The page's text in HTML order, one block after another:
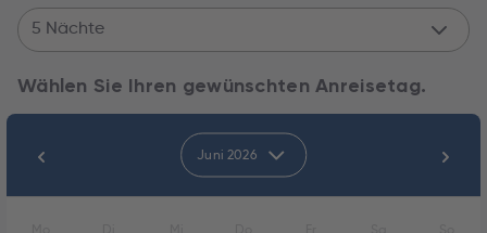
5 Nächte
Wählen Sie Ihren gewünschten Anreisetag.
Juni 2026